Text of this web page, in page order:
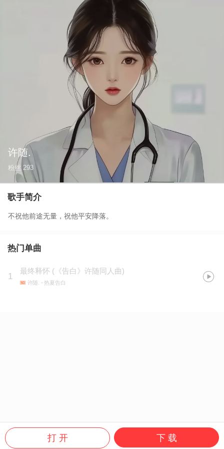
许随.
粉丝 293
歌手简介
不祝他前途无量，祝他平安降落。
热门单曲
1
最终释怀 ( 《告白》许随同人曲)
许随. - 热夏告白
打 开 下 载